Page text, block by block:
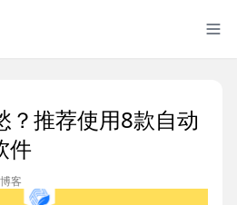
？推荐使用8款自动
件
客